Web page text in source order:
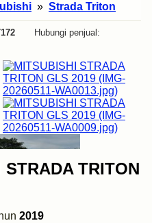
» Strada Triton
Hubungi penjual:
TRITON
2019